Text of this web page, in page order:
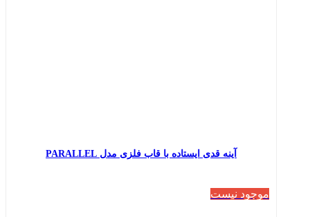
آینه قدی ایستاده با قاب فلزی مدل PARALLEL
موجود نیست